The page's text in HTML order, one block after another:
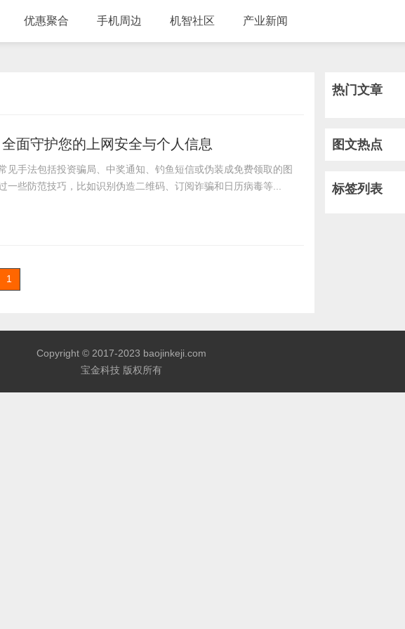
优惠聚合 手机周边 机智社区 产业新闻
面守护您的上网安全与个人信息
见手法包括投资骗局、中奖通知、钓鱼短信或伪装成免费领取的图
一些防范技巧，比如识别伪造二维码、订阅诈骗和日历病毒等...
1
热门文章
图文热点
标签列表
Copyright © 2017-2023 baojinkeji.com
宝金科技 版权所有